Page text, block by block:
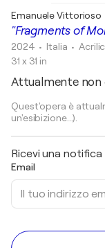
"Fragments of
Emanuele Vittorioso
2024 • Italia •
31 x 31 in
Attualmente non
Quest'opera è
un'esibizione...).
Ricevi una
Email